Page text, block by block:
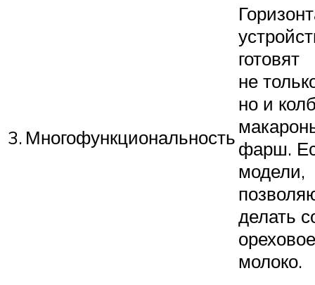
3. Многофункциональность
готовят
не
но и
фарш.
модели,
делать
ореховое
молоко.